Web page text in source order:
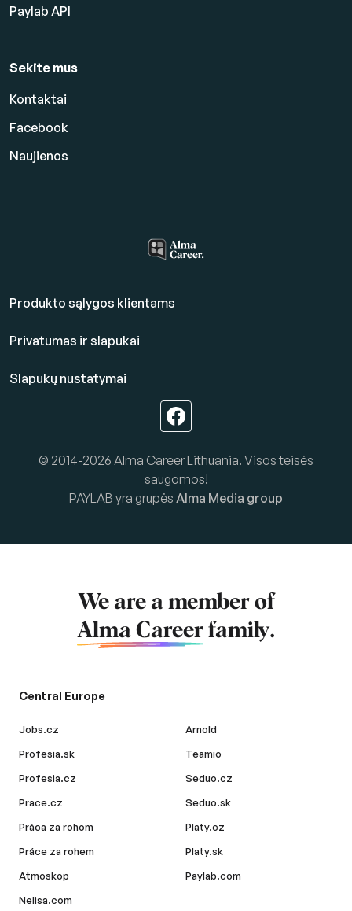
Paylab API
Sekite mus
Kontaktai
Facebook
Naujienos
Produkto sąlygos klientams
Privatumas ir slapukai
Slapukų nustatymai
© 2014-2026 Alma Career Lithuania. Visos teisės
saugomos!
PAYLAB yra grupės Alma Media group
We are a member of
Alma Career family.
Central Europe
Jobs.cz
Profesia.sk
Profesia.cz
Prace.cz
Práca za rohom
Práce za rohem
Atmoskop
Nelisa.com
Arnold
Teamio
Seduo.cz
Seduo.sk
Platy.cz
Platy.sk
Paylab.com